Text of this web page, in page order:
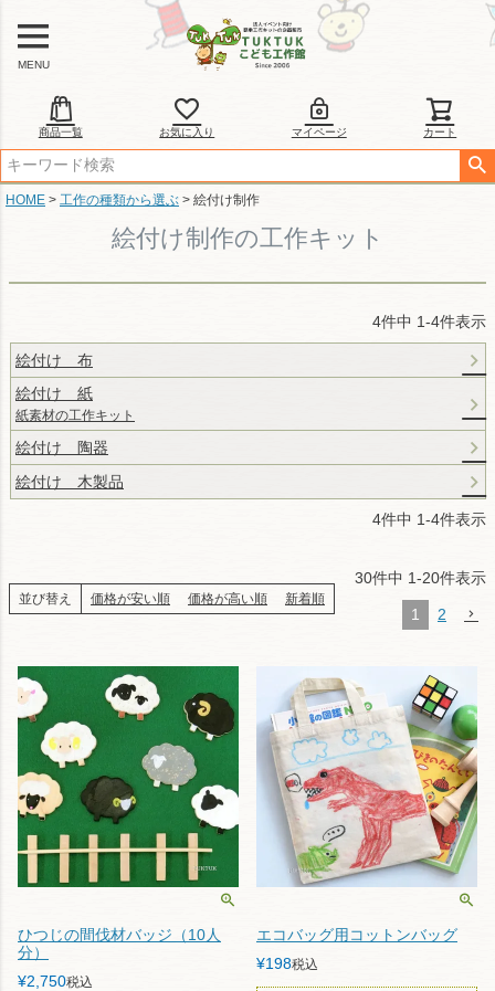
MENU
商品一覧 お気に入り マイページ カート
HOME 工作の種類から選ぶ 絵付け制作
絵付け制作の工作キット
4件中 1-4件表示
絵付け 布
絵付け 紙
紙素材の工作キット
絵付け 陶器
絵付け 木製品
4件中 1-4件表示
並び替え 価格が安い順 価格が高い順 新着順
30件中 1-20件表示
1 2
ひつじの間伐材バッジ（10人
分）
¥2,750税込
エコバッグ用コットンバッグ
¥198税込